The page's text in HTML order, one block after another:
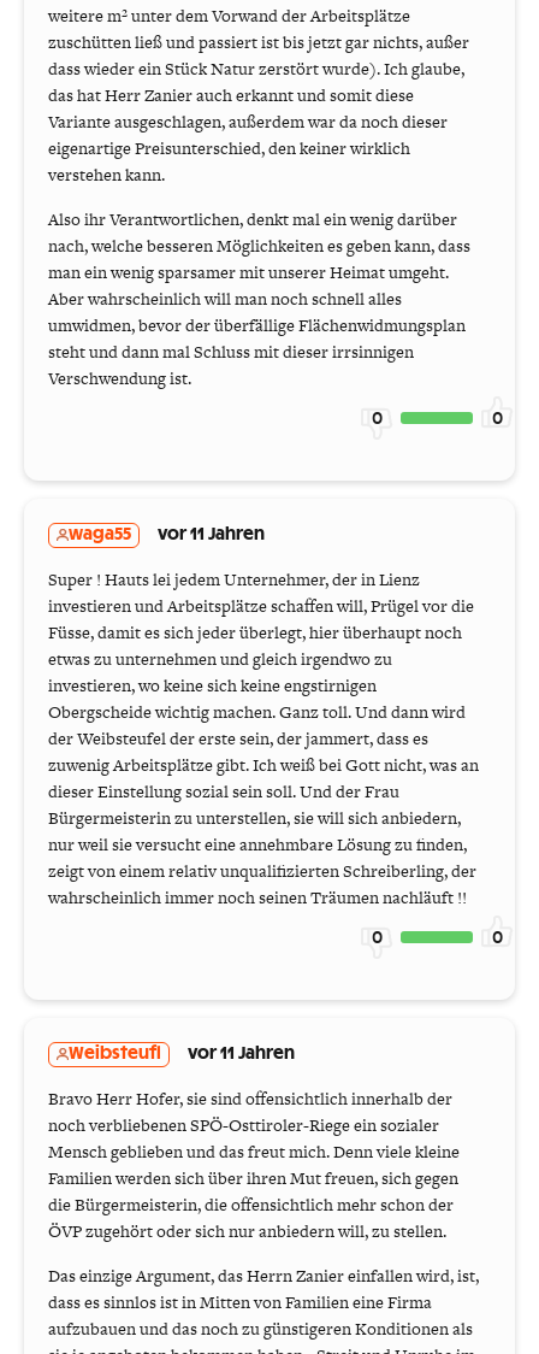
weitere m² unter dem Vorwand der Arbeitsplätze
zuschütten ließ und passiert ist bis jetzt gar nichts, außer
dass wieder ein Stück Natur zerstört wurde). Ich glaube,
das hat Herr Zanier auch erkannt und somit diese
Variante ausgeschlagen, außerdem war da noch dieser
eigenartige Preisunterschied, den keiner wirklich
verstehen kann.
Also ihr Verantwortlichen, denkt mal ein wenig darüber
nach, welche besseren Möglichkeiten es geben kann, dass
man ein wenig sparsamer mit unserer Heimat umgeht.
Aber wahrscheinlich will man noch schnell alles
umwidmen, bevor der überfällige Flächenwidmungsplan
steht und dann mal Schluss mit dieser irrsinnigen
Verschwendung ist.
0 0
waga55 vor 11 Jahren
Super ! Hauts lei jedem Unternehmer, der in Lienz
investieren und Arbeitsplätze schaffen will, Prügel vor die
Füsse, damit es sich jeder überlegt, hier überhaupt noch
etwas zu unternehmen und gleich irgendwo zu
investieren, wo keine sich keine engstirnigen
Obergscheide wichtig machen. Ganz toll. Und dann wird
der Weibsteufel der erste sein, der jammert, dass es
zuwenig Arbeitsplätze gibt. Ich weiß bei Gott nicht, was an
dieser Einstellung sozial sein soll. Und der Frau
Bürgermeisterin zu unterstellen, sie will sich anbiedern,
nur weil sie versucht eine annehmbare Lösung zu finden,
zeigt von einem relativ unqualifizierten Schreiberling, der
wahrscheinlich immer noch seinen Träumen nachläuft !!
0 0
Weibsteufl vor 11 Jahren
Bravo Herr Hofer, sie sind offensichtlich innerhalb der
noch verbliebenen SPÖ-Osttiroler-Riege ein sozialer
Mensch geblieben und das freut mich. Denn viele kleine
Familien werden sich über ihren Mut freuen, sich gegen
die Bürgermeisterin, die offensichtlich mehr schon der
ÖVP zugehört oder sich nur anbiedern will, zu stellen.
Das einzige Argument, das Herrn Zanier einfallen wird, ist,
dass es sinnlos ist in Mitten von Familien eine Firma
aufzubauen und das noch zu günstigeren Konditionen als